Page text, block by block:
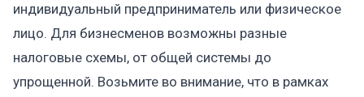
индивидуальный предприниматель или физическое
лицо. Для бизнесменов возможны разные
налоговые схемы, от общей системы до
упрощенной. Возьмите во внимание, что в рамках